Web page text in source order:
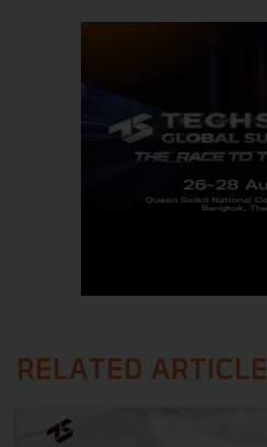
RELATED ARTICLE